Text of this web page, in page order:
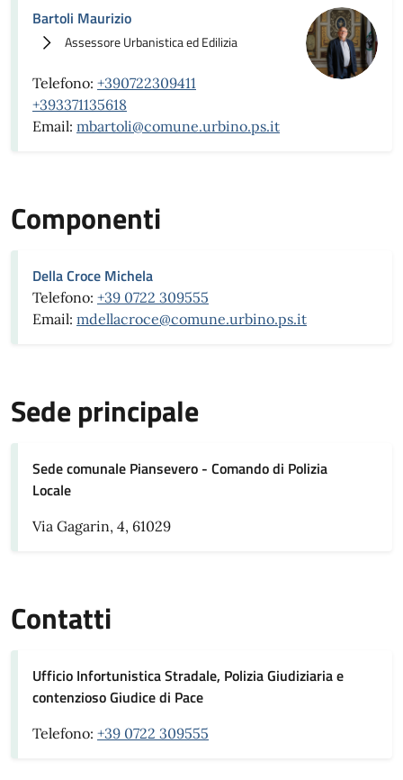
Bartoli Maurizio
Assessore Urbanistica ed Edilizia
Telefono: +390722309411
+393371135618
Email: mbartoli@comune.urbino.ps.it
Componenti
Della Croce Michela
Telefono: +39 0722 309555
Email: mdellacroce@comune.urbino.ps.it
Sede principale
Sede comunale Piansevero - Comando di Polizia
Locale
Via Gagarin, 4, 61029
Contatti
Ufficio Infortunistica Stradale, Polizia Giudiziaria e
contenzioso Giudice di Pace
Telefono: +39 0722 309555